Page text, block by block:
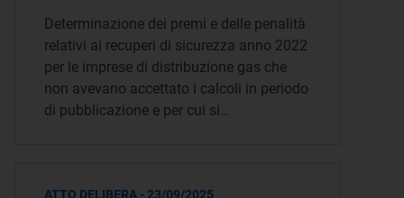
Determinazione dei premi e delle penalità
relativi ai recuperi di sicurezza anno 2022
per le imprese di distribuzione gas che
non avevano accettato i calcoli in periodo
di pubblicazione e per cui si…
ATTO DELIBERA - 23/09/2025